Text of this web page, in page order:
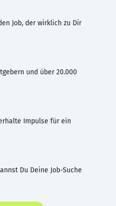
Job, der wirklich zu Dir
und über 20.000
Impulse für ein
Du Deine Job-Suche